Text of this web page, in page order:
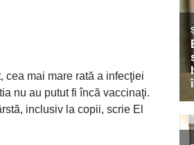
cea mai mare rată a infecţiei
nu au putut fi încă vaccinaţi.
inclusiv la copii, scrie El